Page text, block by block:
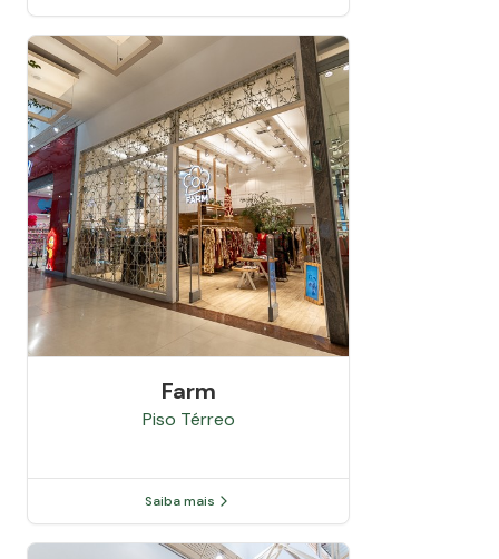
Farm
Piso Térreo
Saiba mais